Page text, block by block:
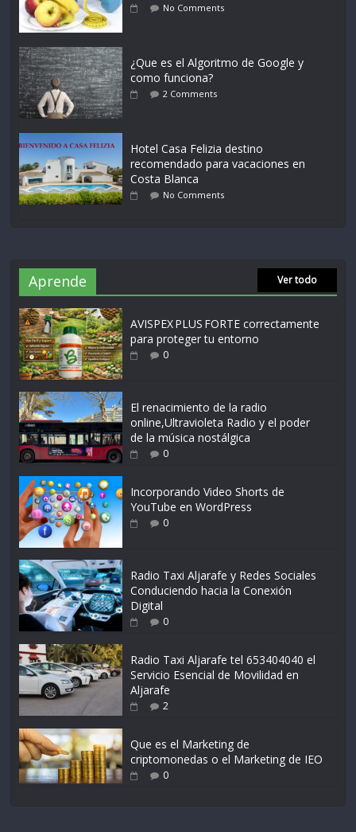
No Comments
¿Que es el Algoritmo de Google y
como funciona?
2 Comments
Hotel Casa Felizia destino
recomendado para vacaciones en
Costa Blanca
No Comments
Aprende Ver todo
AVISPEX PLUS FORTE correctamente
para proteger tu entorno
0
El renacimiento de la radio
online,Ultravioleta Radio y el poder
de la música nostálgica
0
Incorporando Video Shorts de
YouTube en WordPress
0
Radio Taxi Aljarafe y Redes Sociales
Conduciendo hacia la Conexión
Digital
0
Radio Taxi Aljarafe tel 653404040 el
Servicio Esencial de Movilidad en
Aljarafe
2
Que es el Marketing de
criptomonedas o el Marketing de IEO
0